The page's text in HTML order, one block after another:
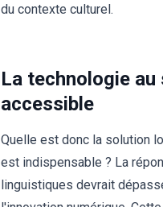
du contexte culturel.
La technologie
accessible
Quelle est donc la solution
est indispensable ? La
linguistiques devrait